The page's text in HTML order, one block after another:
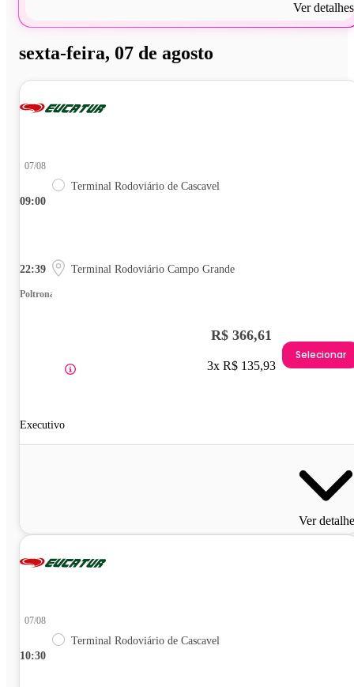
Ver detalhes
sexta-feira, 07 de agosto
09:00
07/08
Terminal Rodoviário de Cascavel
22:39 Terminal Rodoviário Campo Grande
Poltrona
Executivo
R$ 366,61
3x R$ 135,93
Selecionar
Ver
10:30
07/08
Terminal Rodoviário de Cascavel